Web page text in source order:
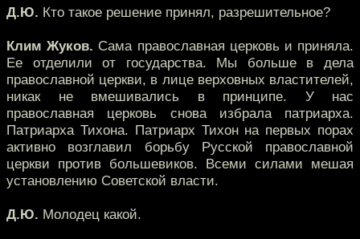
Д.Ю. Кто такое решение принял, разрешительное?
Клим Жуков. Сама православная церковь и приняла.
Ее отделили от государства. Мы больше в дела
православной церкви, в лице верховных властителей,
никак не вмешивались в принципе. У нас
православная церковь снова избрала патриарха.
Патриарха Тихона. Патриарх Тихон на первых порах
активно возглавил борьбу Русской православной
церкви против большевиков. Всеми силами мешая
установлению Советской власти.
Д.Ю. Молодец какой.